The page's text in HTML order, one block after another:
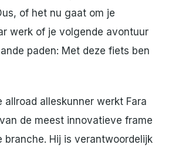
of het nu gaat om je
werk of je volgende avontuur
paden: Met deze fiets ben
allroad alleskunner werkt Fara
de meest innovatieve frame
branche. Hij is verantwoordelijk